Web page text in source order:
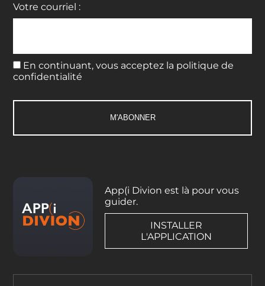
Votre courriel :
En continuant, vous acceptez la politique de
confidentialité
App(i Divion est là pour vous
guider.
INSTALLER
L'APPLICATION